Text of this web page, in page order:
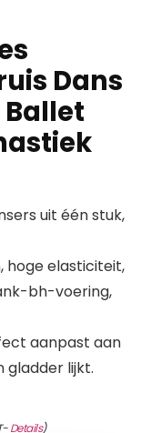
Dans
uit één stuk,
hoge elasticiteit,
bh-voering,
aanpast aan
gladder lijkt.
Details)